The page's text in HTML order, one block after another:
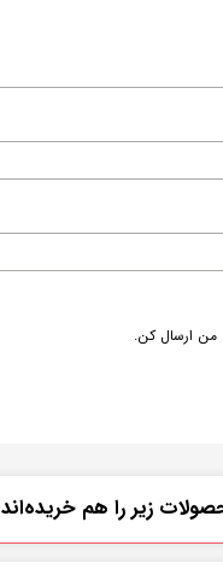
من ارسال کن.
زیر را هم خریده‌اند